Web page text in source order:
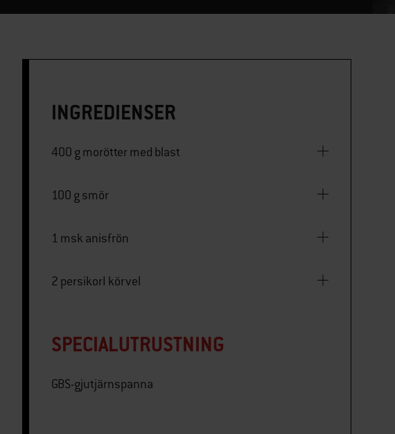
INGREDIENSER
400 g morötter med blast
100 g smör
1 msk anisfrön
2 persikorI körvel
SPECIALUTRUSTNING
GBS-gjutjärnspanna